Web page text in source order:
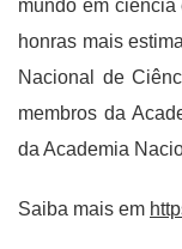
mundo em
honras mais
Nacional de
membros da
da Academia
Saiba mais em